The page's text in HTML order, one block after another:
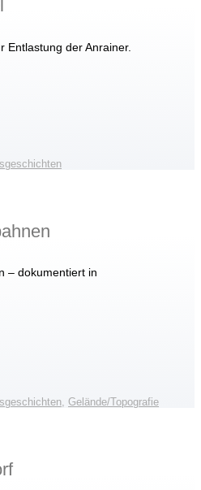
Entlastung der Anrainer.
– dokumentiert in
, Gelände/Topografie